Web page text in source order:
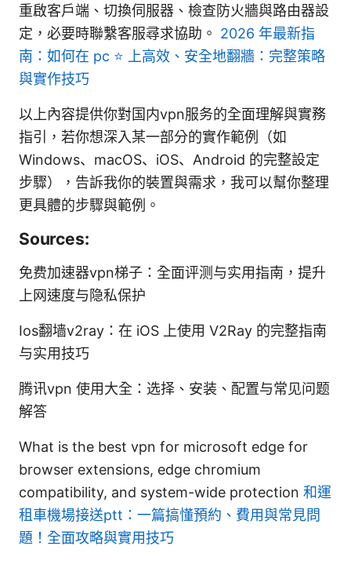
重啟客戶端、切換伺服器、檢查防火牆與路由器設
定，必要時聯繫客服尋求協助。 2026 年最新指
南：如何在 pc ⭐ 上高效、安全地翻牆：完整策略
與實作技巧
以上內容提供你對国内vpn服务的全面理解與實務
指引，若你想深入某一部分的實作範例（如
Windows、macOS、iOS、Android 的完整設定
步驟），告訴我你的裝置與需求，我可以幫你整理
更具體的步驟與範例。
Sources:
免费加速器vpn梯子：全面评测与实用指南，提升
上网速度与隐私保护
Ios翻墙v2ray：在 iOS 上使用 V2Ray 的完整指南
与实用技巧
腾讯vpn 使用大全：选择、安装、配置与常见问题
解答
What is the best vpn for microsoft edge for
browser extensions, edge chromium
compatibility, and system-wide protection 和運
租車機場接送ptt：一篇搞懂預約、費用與常見問
題！全面攻略與實用技巧